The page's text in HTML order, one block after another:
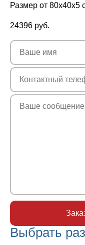
Размер от 80х40х5
24396 руб.
Выбрать